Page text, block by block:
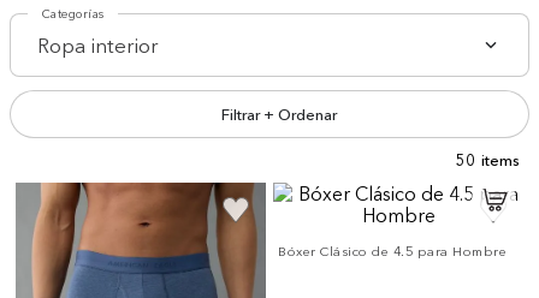
Categorías
Ropa interior
Filtrar + Ordenar
50
Bóxer Clásico de 4.5 para Hombre